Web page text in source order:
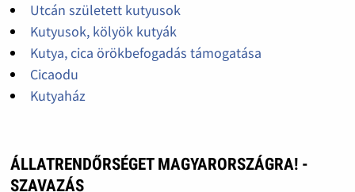
Utcán született kutyusok
Kutyusok, kölyök kutyák
Kutya, cica örökbefogadás támogatása
Cicaodu
Kutyaház
ÁLLATRENDŐRSÉGET MAGYARORSZÁGRA! -
SZAVAZÁS